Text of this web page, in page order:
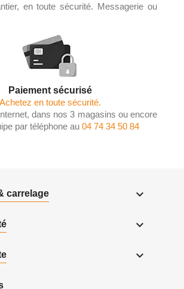
en toute sécurité. Messagerie ou
Paiement sécurisé
Achetez en toute sécurité.
dans nos 3 magasins ou encore
par téléphone au 04 74 34 50 84
carrelage 

